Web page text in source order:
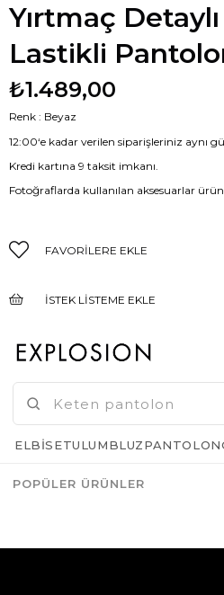
Yırtmaç Detaylı
Lastikli
₺1.489,00
Renk : Beyaz
12:00‘e kadar verilen siparişleriniz aynı
Kredi kartına 9 taksit imkanı.
Fotoğraflarda kullanılan aksesuarlar
FAVORILERE EKLE
İSTEK LISTEME EKLE
ELBISETULUMBLUZPANTOLON
POPÜLER ÜRÜNLER